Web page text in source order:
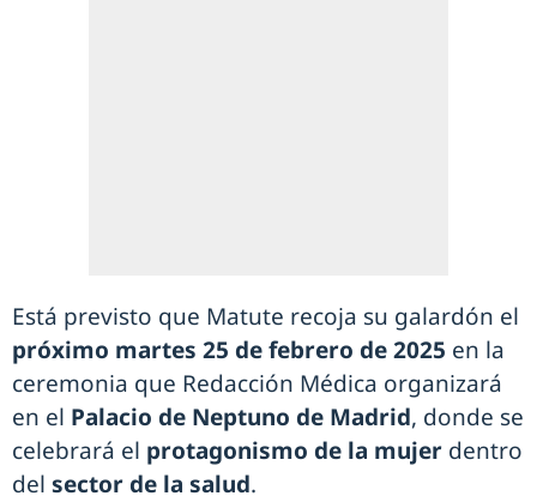
Está previsto que Matute recoja su galardón el
próximo martes 25 de febrero de 2025 en la
ceremonia que Redacción Médica organizará
en el Palacio de Neptuno de Madrid, donde se
celebrará el protagonismo de la mujer dentro
del sector de la salud.